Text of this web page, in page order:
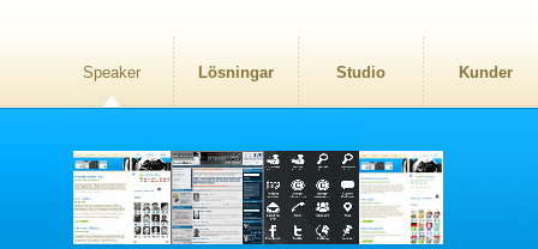
Speaker Lösningar Studio Kunder